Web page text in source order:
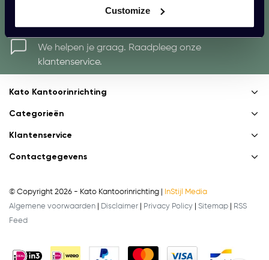
Customize
We helpen je graag. Raadpleeg onze
klantenservice.
Kato Kantoorinrichting
Categorieën
Klantenservice
Contactgegevens
© Copyright 2026 - Kato Kantoorinrichting |
InStijl Media
Algemene voorwaarden
Disclaimer Privacy Policy Sitemap
RSS
Feed